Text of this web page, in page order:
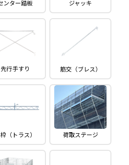
ンター踏板 ジャッキ
先行手すり 筋交（ブレス）
（トラス） 荷取ステージ